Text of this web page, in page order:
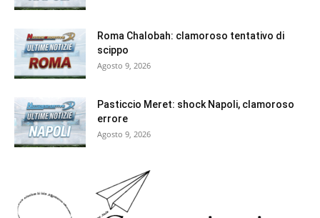
Roma Chalobah: clamoroso tentativo di
scippo
Agosto 9, 2026
Pasticcio Meret: shock Napoli, clamoroso
errore
Agosto 9, 2026